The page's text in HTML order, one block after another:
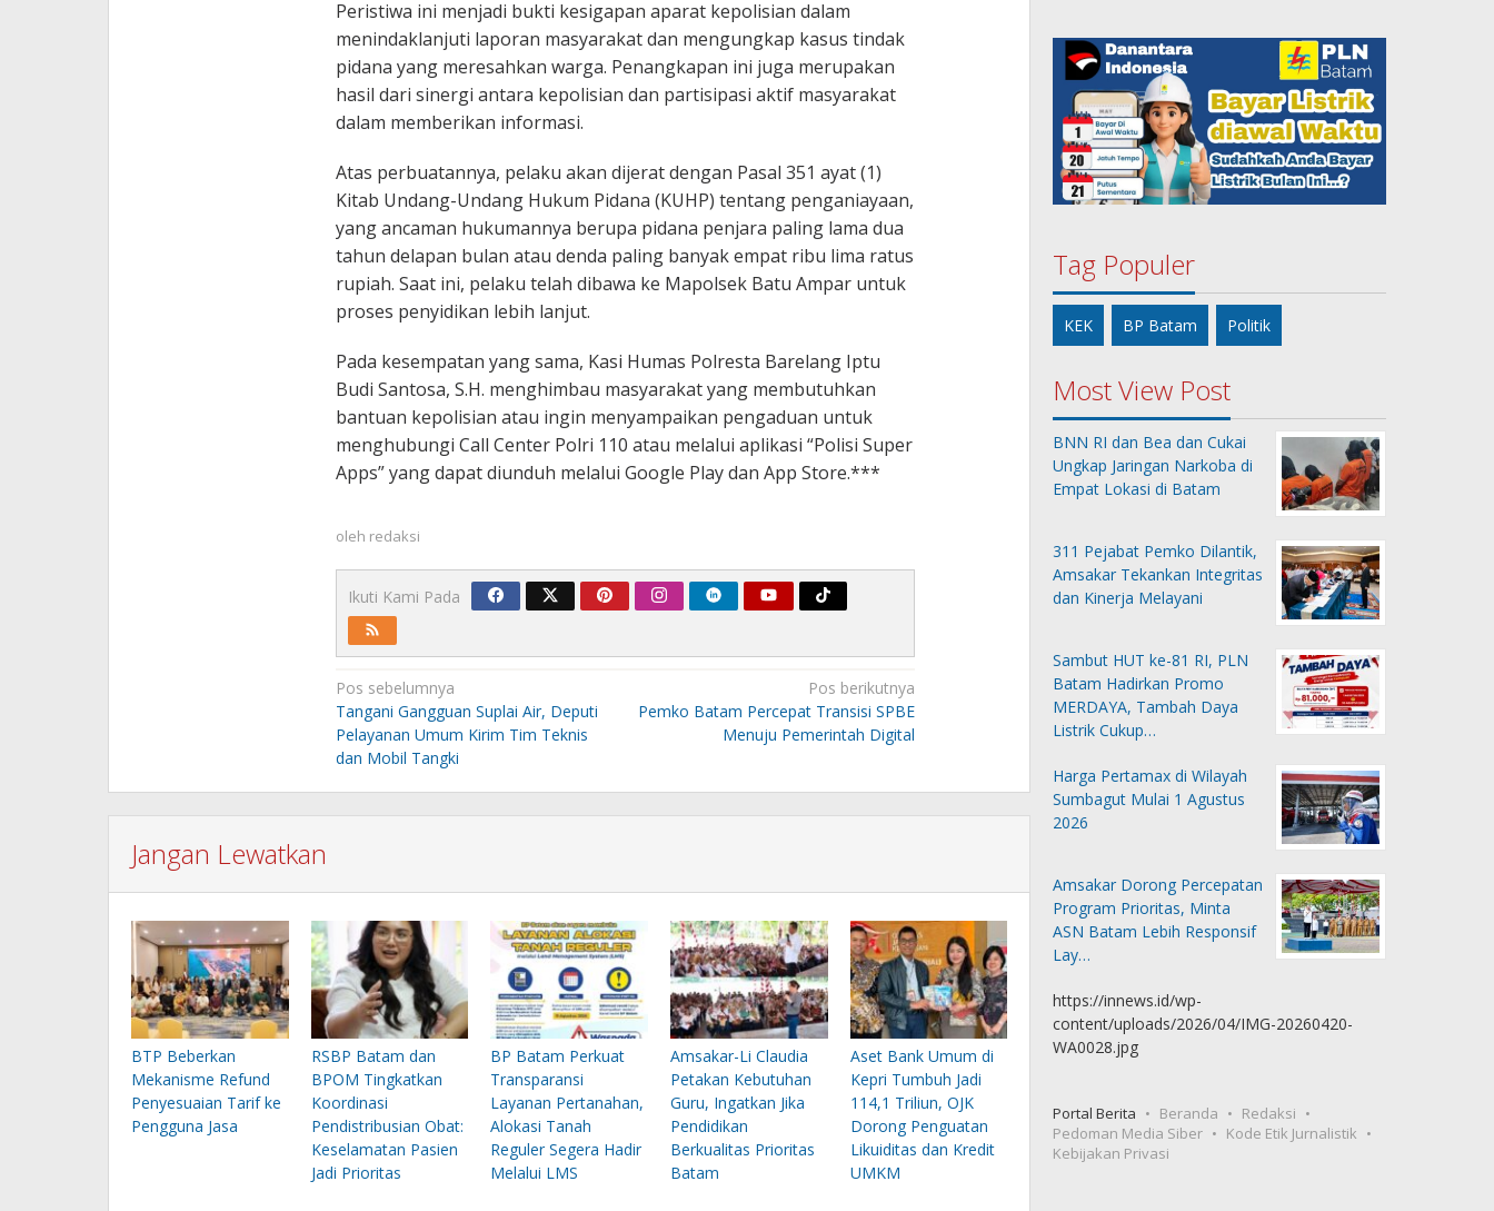
Peristiwa ini menjadi bukti kesigapan aparat kepolisian dalam
menindaklanjuti laporan masyarakat dan mengungkap kasus tindak
pidana yang meresahkan warga. Penangkapan ini juga merupakan
hasil dari sinergi antara kepolisian dan partisipasi aktif masyarakat
dalam memberikan informasi.
Atas perbuatannya, pelaku akan dijerat dengan Pasal 351 ayat (1)
Kitab Undang-Undang Hukum Pidana (KUHP) tentang penganiayaan,
yang ancaman hukumannya berupa pidana penjara paling lama dua
tahun delapan bulan atau denda paling banyak empat ribu lima ratus
rupiah. Saat ini, pelaku telah dibawa ke Mapolsek Batu Ampar untuk
proses penyidikan lebih lanjut.
Pada kesempatan yang sama, Kasi Humas Polresta Barelang Iptu
Budi Santosa, S.H. menghimbau masyarakat yang membutuhkan
bantuan kepolisian atau ingin menyampaikan pengaduan untuk
menghubungi Call Center Polri 110 atau melalui aplikasi “Polisi Super
Apps” yang dapat diunduh melalui Google Play dan App Store.***
oleh redaksi
Ikuti Kami Pada
Navigasi
pos
Pos sebelumnya
Tangani Gangguan Suplai Air, Deputi
Pelayanan Umum Kirim Tim Teknis
dan Mobil Tangki
Pos berikutnya
Pemko Batam Percepat Transisi SPBE
Menuju Pemerintah Digital
Jangan Lewatkan
BTP Beberkan
Mekanisme Refund
Penyesuaian Tarif ke
Pengguna Jasa
RSBP Batam dan
BPOM Tingkatkan
Koordinasi
Pendistribusian Obat:
Keselamatan Pasien
Jadi Prioritas
BP Batam Perkuat
Transparansi
Layanan Pertanahan,
Alokasi Tanah
Reguler Segera Hadir
Melalui LMS
Amsakar-Li Claudia
Petakan Kebutuhan
Guru, Ingatkan Jika
Pendidikan
Berkualitas Prioritas
Batam
Aset Bank Umum di
Kepri Tumbuh Jadi
114,1 Triliun, OJK
Dorong Penguatan
Likuiditas dan Kredit
UMKM
Tag Populer
KEK BP Batam Politik
Most View Post
BNN RI dan Bea dan Cukai
Ungkap Jaringan Narkoba di
Empat Lokasi di Batam
311 Pejabat Pemko Dilantik,
Amsakar Tekankan Integritas
dan Kinerja Melayani
Sambut HUT ke-81 RI, PLN
Batam Hadirkan Promo
MERDAYA, Tambah Daya
Listrik Cukup…
Harga Pertamax di Wilayah
Sumbagut Mulai 1 Agustus
2026
Amsakar Dorong Percepatan
Program Prioritas, Minta
ASN Batam Lebih Responsif
Lay…
https://innews.id/wp-
content/uploads/2026/04/IMG-20260420-
WA0028.jpg
Portal Berita Beranda
Redaksi
Pedoman Media Siber
Kode Etik Jurnalistik
Kebijakan Privasi